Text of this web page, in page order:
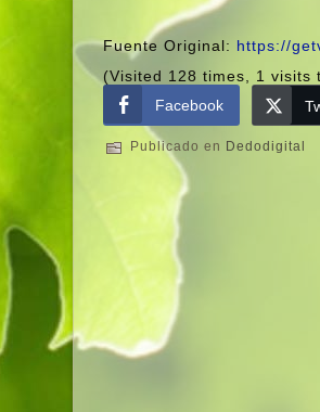
Fuente Original: https://
(Visited 128 times, 1 visits
Facebook
Publicado en Dedodigital